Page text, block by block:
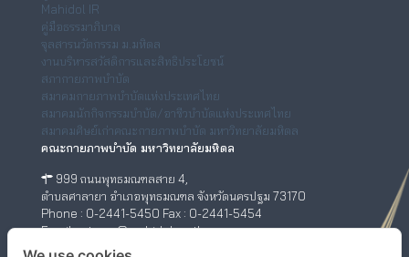
Mahidol IR
คู่มือธรรมาภิบาล
จุลสารนวัตกรรม ม.มหิดล
งานบริหารสวัสดิการและสิทธิประโยชน์
สภากายภาพบำบัด
สมาคมกายภาพบำบัดแห่งประเทศไทย
สมาคมนักกิจกรรมบำบัด/อาชีวบำบัดแห่งประเทศไทย
สมาคมศิษย์เก่าคณะกายภาพบำบัด มหาวิทยาลัยมหิดล
คณะกายภาพบำบัด มหาวิทยาลัยมหิดล
999 ถนนพุทธมณฑลสาย 4,
ตำบลศาลายา อำเภอพุทธมณฑล จังหวัดนครปฐม 73170
Phone : 0-2441-5450 Fax : 0-2441-5454
Email : ptwww@mahidol.ac.th
ศูนย์กายภาพบำบัด (เชิงสะพานสมเด็จพระปิ่นเกล้า)